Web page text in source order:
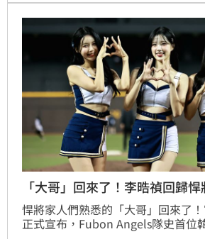
持人，寶兒及Kapo則在合約到期後
位未來能有更好的發展。
「大哥」回來了！李晧禎回歸
悍將家人們熟悉的「大哥」回來了
正式宣布，Fubon Angels隊史首位